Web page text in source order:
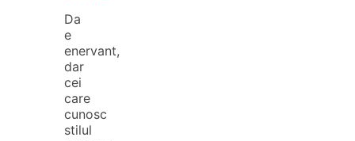
Da
e
enervant,
dar
cei
care
cunosc
stilul